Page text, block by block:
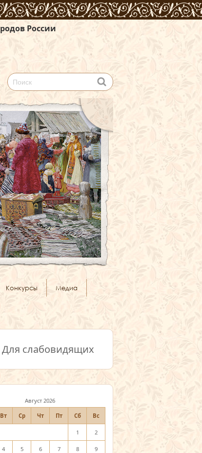
Конкурсы Медиа
Для слабовидящих
Август 2026
Вт Ср Чт Пт Сб Вс
1 2
4 5 6 7 8 9